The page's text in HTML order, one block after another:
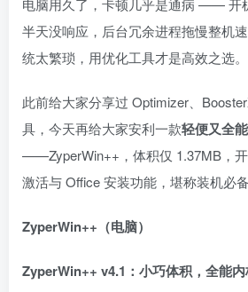
电脑用久了，卡顿几乎是通病 —— 开
半天没响应，后台冗余进程拖慢整机
统太繁琐，用优化工具才是高效之选。
此前给大家分享过 Optimizer、
具，今天再给大家安利一款轻便又全能
——ZyperWin++，体积仅 1.37MB，
激活与 Office 安装功能，堪称装机必备
ZyperWin++（电脑）
ZyperWin++ v4.1：小巧体积，全能